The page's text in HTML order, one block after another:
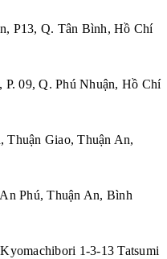
P13, Q. Tân Bình, Hồ Chí
Phú Nhuận, Hồ Chí
Thuận Giao, Thuận An,
Thuận An, Bình
1-3-13 Tatsumi